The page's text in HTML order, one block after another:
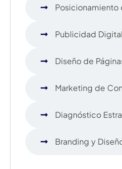
Posicionamiento
Publicidad Digital
Diseño de
Marketing de
Diagnóstico
Branding y